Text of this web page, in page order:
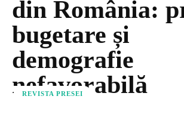
din România:
bugetare și
demografie
nefavorabilă
REVISTA PRESEI